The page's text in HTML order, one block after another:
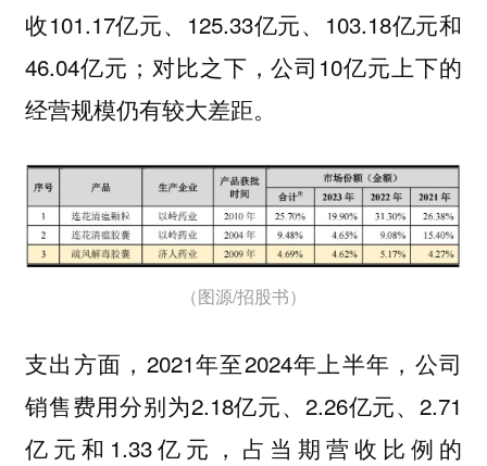
收101.17亿元、125.33亿元、103.18亿元和
46.04亿元；对比之下，公司10亿元上下的
经营规模仍有较大差距。
（图源/招股书）
支出方面，2021年至2024年上半年，公司
销售费用分别为2.18亿元、2.26亿元、2.71
亿元和1.33亿元，占当期营收比例的